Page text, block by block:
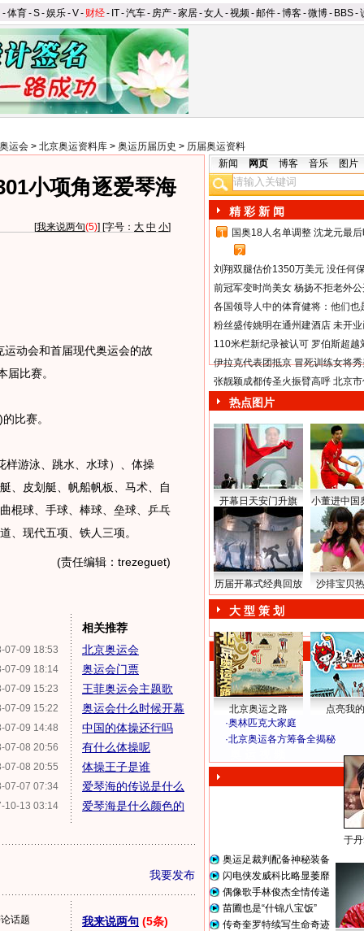
-体育-S-娱乐-V- 财经- IT-汽车- 房产-家居-女人 -视频-邮件-博客-微博- BBS-
运会 > 北京奥运资料库 > 奥运历届历史 > 历届奥运资料
小项角逐爱琴海
[我来说两句(5)] [字号： 大 中 小]
动会和首届现代奥运会的故
比赛。
比赛。
游泳、跳水、水球）、体操
、皮划艇、帆船帆板、马术、自
棍球、手球、棒球、垒球、乒乓
、现代五项、铁人三项。
(责任编辑：trezeguet)
07-09 18:53
07-09 18:14
07-09 15:23
07-09 15:22
07-09 14:48
07-08 20:56
07-08 20:55
07-07 07:34
10-13 03:14
相关推荐
北京奥运会
奥运会门票
王菲奥运会主题歌
奥运会什么时候开幕
中国的体操还行吗
有什么体操呢
体操王子是谁
爱琴海的传说是什么
爱琴海是什么颜色的
我要发布
话题
我来说两句 (5条)
新闻 网页 博客 音乐 图片
精 彩 新 闻
1
国奥18人名单调整 沈龙元最
2
刘翔双腿估价1350万美元 没任何
前冠军变时尚美女 杨扬不拒老外公
各国领导人中的体育健将：他们也
粉丝盛传姚明在通州建酒店 未开
110米栏新纪录被认可 罗伯斯超越
伊拉克代表团抵京 冒死训练女将
张靓颖成都传圣火振臂高呼 北京
热点图片
开幕日天安门升旗 小董进中国
历届开幕式经典回放 沙排宝贝
大 型 策 划
北京奥运之路 点亮我
·奥林匹克大家庭
·北京奥运各方筹备全揭秘
于
奥运足裁判配备神秘装备
闪电侠发威科比略显萎靡
偶像歌手林俊杰全情传递
苗圃也是“什锦八宝饭”
传奇奎罗特续写生命奇迹